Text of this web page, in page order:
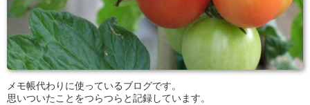
メモ帳代わりに使っているブログです。
思いついたことをつらつらと記録しています。